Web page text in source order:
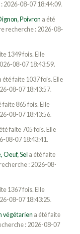
2026-08-07 18:44:09.
Poivron a été
recherche : 2026-08-
1349 fois. Elle
08-07 18:43:59.
été faite 1037 fois. Elle
08-07 18:43:57.
faite 865 fois. Elle
08-07 18:43:56.
faite 705 fois. Elle
08-07 18:43:41.
Oeuf, Sel a été faite
: 2026-08-
1367 fois. Elle
08-07 18:43:25.
végétarien a été faite
: 2026-08-07